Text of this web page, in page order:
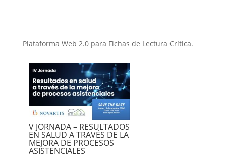
Plataforma Web 2.0 para Fichas de Lectura Crítica.
V JORNADA – RESULTADOS
EN SALUD A TRAVÉS DE LA
MEJORA DE PROCESOS
ASISTENCIALES